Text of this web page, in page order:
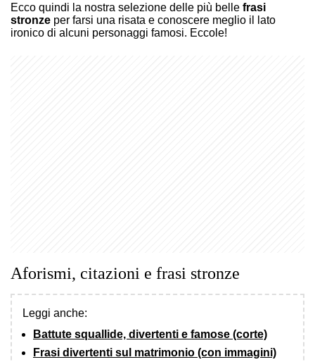
Ecco quindi la nostra selezione delle più belle frasi
stronze per farsi una risata e conoscere meglio il lato
ironico di alcuni personaggi famosi. Eccole!
Aforismi, citazioni e frasi stronze
Leggi anche:
Battute squallide, divertenti e famose (corte)
Frasi divertenti sul matrimonio (con immagini)